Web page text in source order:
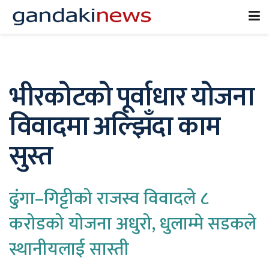
भीरकोटको पूर्वाधार योजना
विवादमा अल्झिँदा काम
सुस्त
ढुंगा–गिट्टीको राजस्व विवादले ८
करोडको योजना अधुरो, धुलाम्मे सडकले
स्थानीयलाई सास्ती